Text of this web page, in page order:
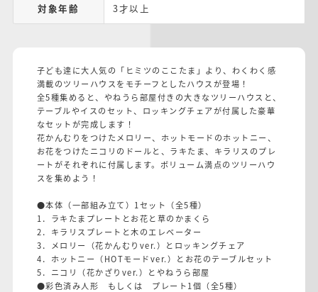
対象年齢 3才以上
子ども達に大人気の「ヒミツのここたま」より、わくわく感
満載のツリーハウスをモチーフとしたハウスが登場！
全5種集めると、やねうら部屋付きの大きなツリーハウスと、
テーブルやイスのセット、ロッキングチェアが付属した豪華
なセットが完成します！
花かんむりをつけたメロリー、ホットモードのホットニー、
お花をつけたニコリのドールと、ラキたま、キラリスのプレ
ートがそれぞれに付属します。ボリューム満点のツリーハウ
スを集めよう！
●本体（一部組み立て）1セット（全5種）
1．ラキたまプレートとお花と草のかまくら
2．キラリスプレートと木のエレベーター
3．メロリー（花かんむりver.）とロッキングチェア
4．ホットニー（HOTモードver.）とお花のテーブルセット
5．ニコリ（花かざりver.）とやねうら部屋
●彩色済み人形 もしくは プレート1個（全5種）